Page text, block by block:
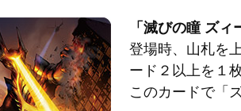
「滅びの瞳 ズィ
登場時、山札を
ード２以上を１
このカードで「